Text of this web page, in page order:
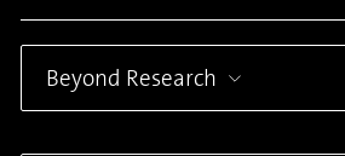
Beyond Research